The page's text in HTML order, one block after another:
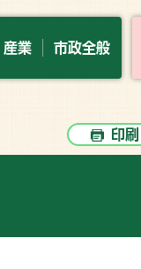
産業 市政全般
印刷